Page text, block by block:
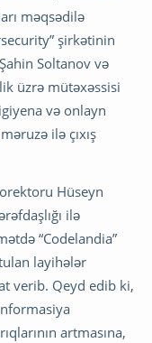
məqsədilə
şirkətinin
Soltanov və
üzrə mütəxəssisi
və onlayn
ilə çıxış
Hüseyn
ilə
“Codelandia”
layihələr
verib. Qeyd edib ki,
artmasına,